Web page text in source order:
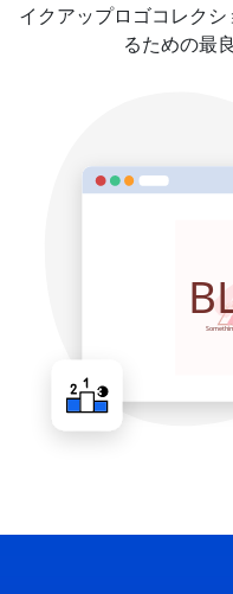
イクアップロゴコレク
るための最